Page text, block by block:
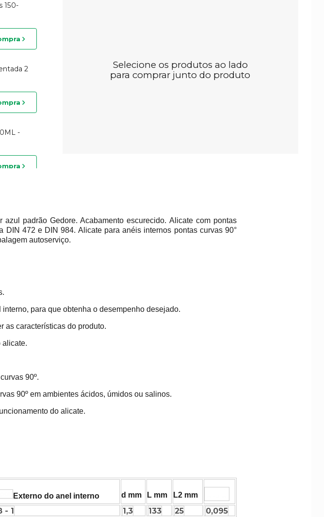
150-
2
-
Selecione os produtos ao lado
para comprar junto do produto
padrão Gedore. Acabamento escurecido. Alicate com pontas
472 e DIN 984. Alicate para anéis internos pontas curvas 90°
autoserviço.
para que obtenha o desempenho desejado.
as características do produto.
alicate.
90º.
90º em ambientes ácidos, úmidos ou salinos.
do alicate.
Externo do anel interno d mm L mm L2 mm
- 1 1,3 133 25 0,095